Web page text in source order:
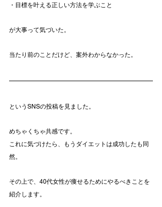
・目標を叶える正しい方法を学ぶこと
が大事って気づいた。
当たり前のことだけど、案外わからなかった。
というSNSの投稿を見ました。
めちゃくちゃ共感です。
これに気づけたら、もうダイエットは成功したも同
然。
その上で、40代女性が痩せるためにやるべきことを
紹介します。